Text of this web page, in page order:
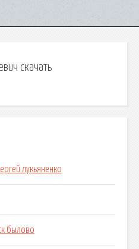
скачать
лукьяненко
былово